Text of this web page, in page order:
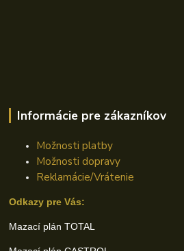
Informácie pre zákazníkov
Možnosti platby
Možnosti dopravy
Reklamácie/Vrátenie
Odkazy pre Vás:
Mazací plán TOTAL